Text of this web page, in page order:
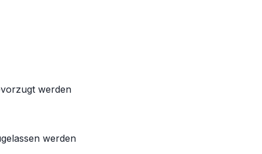
werden
werden